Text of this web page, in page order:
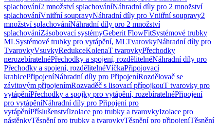
splachování2 množství splachováníNáhradní díly pro 2 množství
splachováníVnitřní soupravyNáhradní díly pro Vnitřní soupravy2
množství splachováníNáhradní díly pro 2 množství
splachováníZásobovací systémyGeberit FlowFitSystémové trubky
MLSystémové trubky pro vytápění, MLTvarovkyNáhradní díly pro
TvarovkyVsuvkyRedukceKolenaT tvarovkyPřechodky
nerozebíratelnéPřechodky a spojení, rozdělitelnéNáhradní díly pro
Přechodky a spojení, rozdělitelnéVíčkaPřipojovací
krabicePřipojeníNáhradní díly pro PřipojeníRozdělovač se
závitovým připojenímRozvaděč s lisovací přípojkouT tvarovky pro
vytápěníPřechodky a spojky pro vytápění, rozebíratelnéPřipojení
pro vytápěníNáhradní díly pro Připojení pro
vytápěníPříslušenstvíIzolace pro trubky a tvarovkyIzolace pro
nástěnkyTěsnění pro trubky a tvarovkyTěsnění pro připojeníTěsnění